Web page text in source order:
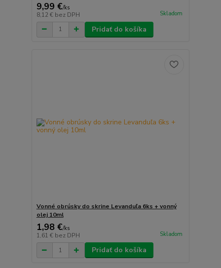
9,99 €/ks
8,12 € bez DPH Skladom
Pridať do košíka
Vonné obrúsky do skrine Levanduľa 6ks + vonný
olej 10ml
1,98 €/ks
1,61 € bez DPH Skladom
Pridať do košíka